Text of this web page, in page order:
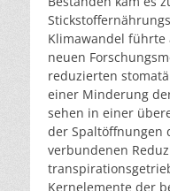
Klimawandel
neuen
reduzierten
einer Minderung
sehen in einer
der Spaltöffnungen
verbundenen
Kernelemente der